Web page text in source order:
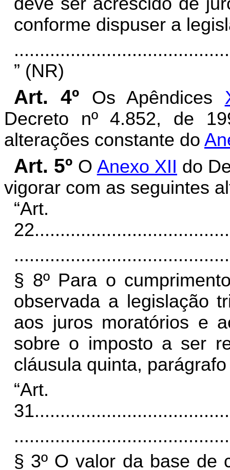
conforme dispuser a
” (NR)
Art. 4º Os Apêndices
Decreto nº 4.852, de
alterações constante do
Art. 5º O Anexo XII do
vigorar com as seguintes
“Art.
22.
§ 8º Para o
observada a legislação
aos juros moratórios e
sobre o imposto a ser
cláusula quinta,
“Art.
31.
§ 3º O valor da base de